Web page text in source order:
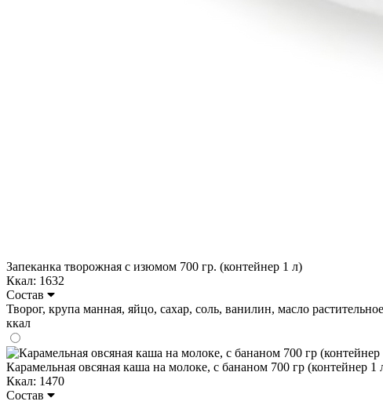
Запеканка творожная с изюмом 700 гр. (контейнер 1 л)
Ккал: 1632
Состав
Творог, крупа манная, яйцо, сахар, соль, ванилин, масло
ккал
Карамельная овсяная каша на молоке, с бананом 700 гр (контейнер 1
Ккал: 1470
Состав